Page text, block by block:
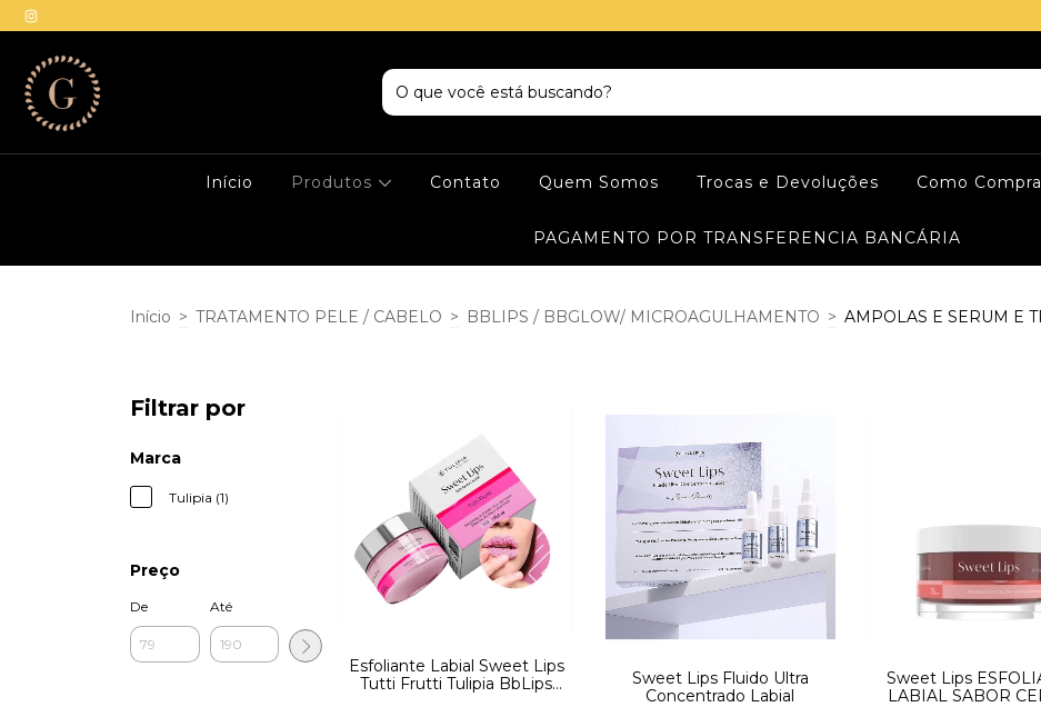
Início Produtos Contato Quem Somos Trocas e Devoluções Como
PAGAMENTO POR TRANSFERENCIA BANCÁRIA
Início > TRATAMENTO PELE / CABELO > BBLIPS / BBGLOW/ MICROAGULHAMENTO > AMPOLAS E SERUM E
Filtrar por
Marca
Tulipia (1)
Preço
De Até
Esfoliante Labial Sweet Lips
Tutti Frutti Tulipia BbLips
Sweet Lips Fluido Ultra
Concentrado Labial
Sweet Lips
LABIAL SABOR